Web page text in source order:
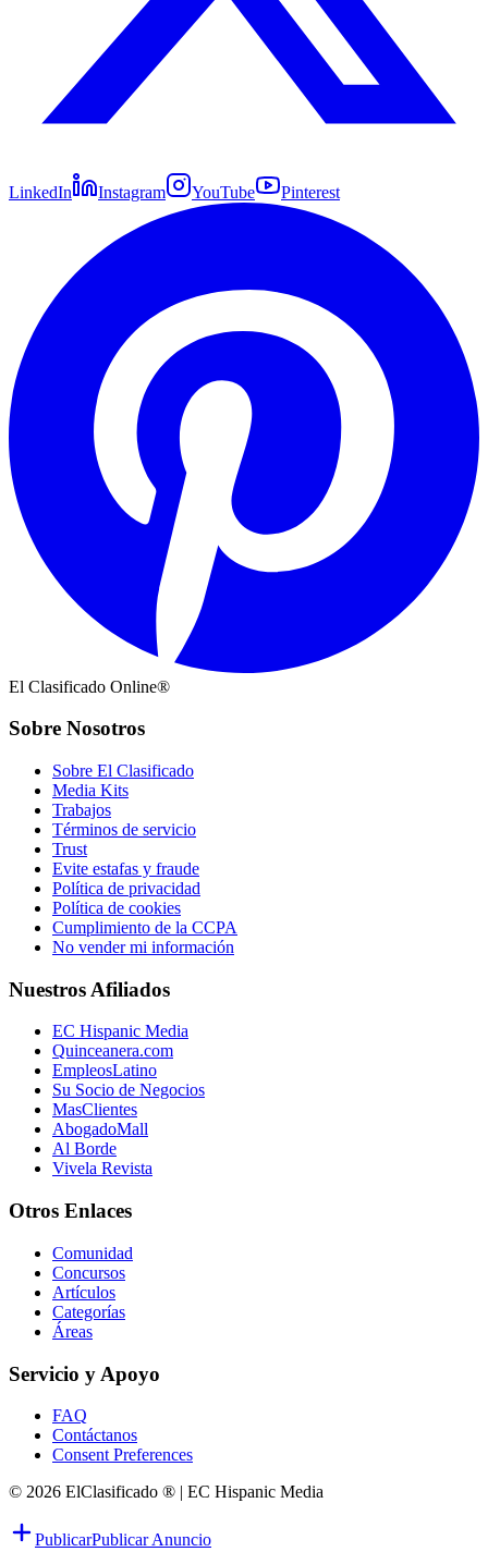
LinkedIn Instagram YouTube Pinterest
El Clasificado Online®
Sobre Nosotros
Sobre El Clasificado
Media Kits
Trabajos
Términos de servicio
Trust
Evite estafas y fraude
Política de privacidad
Política de cookies
Cumplimiento de la CCPA
No vender mi información
Nuestros Afiliados
EC Hispanic Media
Quinceanera.com
EmpleosLatino
Su Socio de Negocios
MasClientes
AbogadoMall
Al Borde
Vivela Revista
Otros Enlaces
Comunidad
Concursos
Artículos
Categorías
Áreas
Servicio y Apoyo
FAQ
Contáctanos
Consent Preferences
© 2026 ElClasificado ® | EC Hispanic Media
PublicarPublicar Anuncio